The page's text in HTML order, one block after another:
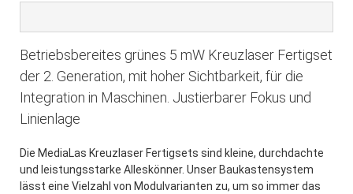
Betriebsbereites grünes 5 mW Kreuzlaser Fertigset
der 2. Generation, mit hoher Sichtbarkeit, für die
Integration in Maschinen. Justierbarer Fokus und
Linienlage
Die MediaLas Kreuzlaser Fertigsets sind kleine, durchdachte
und leistungsstarke Alleskönner. Unser Baukastensystem
lässt eine Vielzahl von Modulvarianten zu, um so immer das